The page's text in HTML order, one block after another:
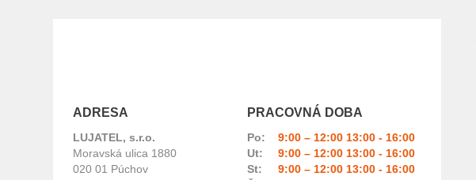
ADRESA
LUJATEL, s.r.o.
Moravská ulica 1880
020 01 Púchov
PRACOVNÁ DOBA
Po:
9:00 – 12:00 13:00 - 16:00
Ut:
9:00 – 12:00 13:00 - 16:00
St:
9:00 – 12:00 13:00 - 16:00